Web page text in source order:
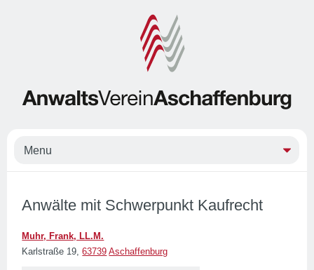
Anwälte mit Schwerpunkt Kaufrecht
Muhr, Frank, LL.M.
Karlstraße 19,63739 Aschaffenburg